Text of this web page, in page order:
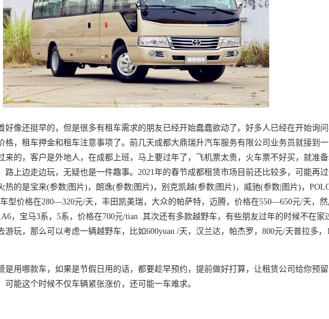
像还挺早的，但是很多有租车需求的朋友已经开始蠢蠢欲动了。好多人已经在开始询问
格，租车押金和租车注意事项了。前几天成都大鼎瑞升汽车服务有限公司业务员就接到
来的，客户是外地人，在成都上班，马上要过年了，飞机票太贵，火车票不好买，就准备
路上边走边玩，无疑也是一件趣事。2021年的春节成都租赁市场目前还比较多，可能再过
热的是宝来(参数|图片)，朗逸(参数|图片)，别克凯越(参数|图片)，威驰(参数|图片)，
型价格在280—320元/天，丰田凯美瑞，大众的帕萨特，迈腾，价格在550—650元/天，
，宝马3系，5系，价格在700元/tian .其次还有多款越野车，有些朋友过年的时候不在家
游玩，那么可以考虑一辆越野车，比如600yuan /天，汉兰达，帕杰罗，800元/天普拉多，
用哪款车，如果是节假日用的话，都要趁早预约，提前做好打算，让租赁公司给你预
可能这个时候不仅车辆紧张涨价，还可能一车难求。